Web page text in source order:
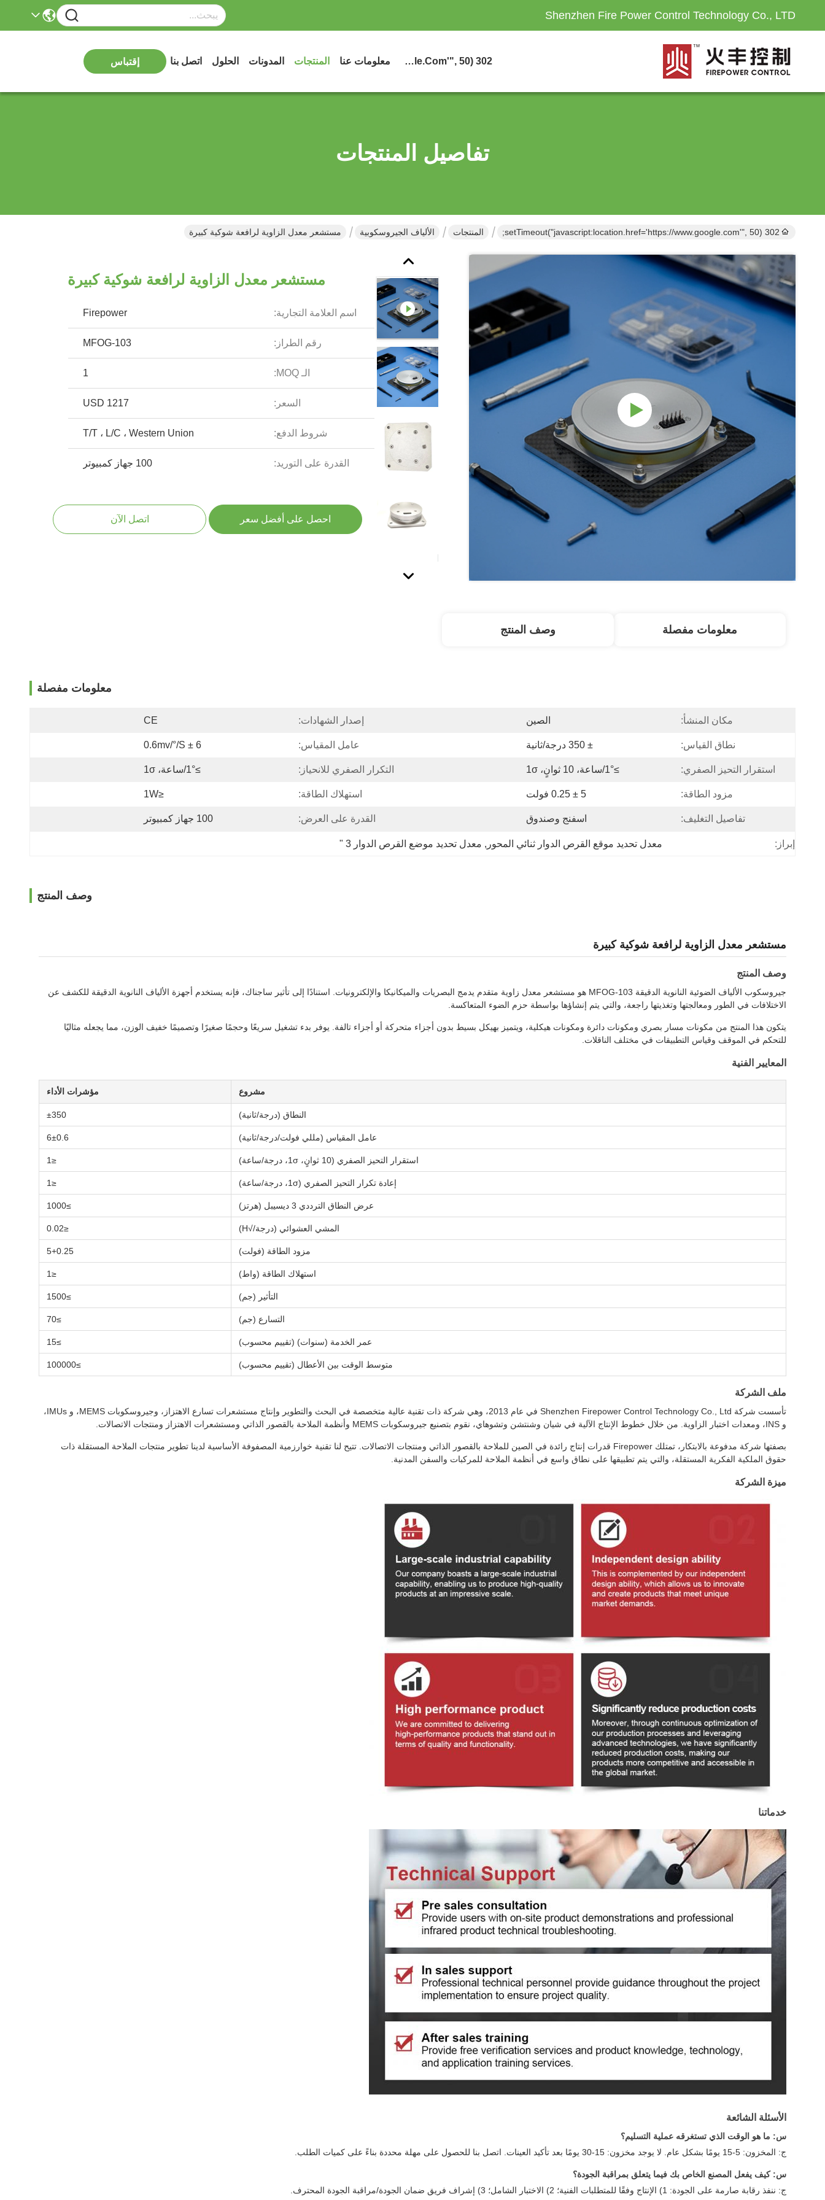
Shenzhen Fire Power Control Technology Co., LTD
302 SetTimeout("javascript:location.href='https://www.google.com'", 50); معلومات عنا المنتجات المدونات الحلول اتصل بنا إقتباس
تفاصيل المنتجات
302 setTimeout("javascript:location.href='https://www.google.com'", 50); المنتجات الألياف الجيروسكوبية مستشعر معدل الزاوية لرافعة شوكية كبيرة
مستشعر معدل الزاوية لرافعة شوكية كبيرة
اسم العلامة التجارية: Firepower
رقم الطراز: MFOG-103
الـ MOQ: 1
السعر: 1217 USD
شروط الدفع: T/T ، L/C ، Western Union
القدرة على التوريد: 100 جهاز كمبيوتر
احصل على أفضل سعر اتصل الآن
معلومات مفصلة وصف المنتج
معلومات مفصلة
مكان المنشأ: الصين إصدار الشهادات: CE
نطاق القياس: ± 350 درجة/ثانية عامل المقياس: 6 ± 0.6mv/°/s
استقرار التحيز الصفري: ≥1°/ساعة، 10 ثوانٍ، 1σ التكرار الصفري للانحياز: ≥1°/ساعة، 1σ
مزود الطاقة: 5 ± 0.25 فولت استهلاك الطاقة: ≤1W
تفاصيل التغليف: اسفنج وصندوق القدرة على العرض: 100 جهاز كمبيوتر
إبراز: معدل تحديد موقع القرص الدوار ثنائي المحور , معدل تحديد موضع القرص الدوار 3 "
وصف المنتج
مستشعر معدل الزاوية لرافعة شوكية كبيرة
وصف المنتج
جيروسكوب الألياف الضوئية النانوية الدقيقة MFOG-103 هو مستشعر معدل زاوية متقدم يدمج البصريات والميكانيكا والإلكترونيات. استنادًا إلى تأثير ساجناك، فإنه يستخدم أجهزة الألياف النانوية الدقيقة للكشف عن
الاختلافات في الطور ومعالجتها وتغذيتها راجعة، والتي يتم إنشاؤها بواسطة حزم الضوء المتعاكسة.
يتكون هذا المنتج من مكونات مسار بصري ومكونات دائرة ومكونات هيكلية، ويتميز بهيكل بسيط بدون أجزاء متحركة أو أجزاء تالفة. يوفر بدء تشغيل سريعًا وحجمًا صغيرًا وتصميمًا خفيف الوزن، مما يجعله مثاليًا
للتحكم في الموقف وقياس التطبيقات في مختلف الناقلات.
المعايير الفنية
مشروع مؤشرات الأداء
النطاق (درجة/ثانية) ±350
عامل المقياس (مللي فولت/درجة/ثانية) 6±0.6
استقرار التحيز الصفري (10 ثوانٍ، 1σ، درجة/ساعة) ≤1
إعادة تكرار التحيز الصفري (1σ، درجة/ساعة) ≤1
عرض النطاق الترددي 3 ديسيبل (هرتز) ≥1000
المشي العشوائي (درجة/√H) ≤0.02
مزود الطاقة (فولت) 5+0.25
استهلاك الطاقة (واط) ≤1
التأثير (جم) ≥1500
التسارع (جم) ≥70
عمر الخدمة (سنوات) (تقييم محسوب) ≥15
متوسط ​​الوقت بين الأعطال (تقييم محسوب) ≥100000
ملف الشركة
تأسست شركة Shenzhen Firepower Control Technology Co., Ltd في عام 2013، وهي شركة ذات تقنية عالية متخصصة في البحث والتطوير وإنتاج مستشعرات تسارع الاهتزاز، وجيروسكوبات MEMS، و IMUs،
و INS، ومعدات اختبار الزاوية. من خلال خطوط الإنتاج الآلية في شيان وشنتشن وتشوهاي، نقوم بتصنيع جيروسكوبات MEMS وأنظمة الملاحة بالقصور الذاتي ومستشعرات الاهتزاز ومنتجات الاتصالات.
بصفتها شركة مدفوعة بالابتكار، تمتلك Firepower قدرات إنتاج رائدة في الصين للملاحة بالقصور الذاتي ومنتجات الاتصالات. تتيح لنا تقنية خوارزمية المصفوفة الأساسية لدينا تطوير منتجات الملاحة المستقلة ذات
حقوق الملكية الفكرية المستقلة، والتي يتم تطبيقها على نطاق واسع في أنظمة الملاحة للمركبات والسفن المدنية.
ميزة الشركة
خدماتنا
الأسئلة الشائعة
س: ما هو الوقت الذي تستغرقه عملية التسليم؟
ج: المخزون: 5-15 يومًا بشكل عام. لا يوجد مخزون: 15-30 يومًا بعد تأكيد العينات. اتصل بنا للحصول على مهلة محددة بناءً على كميات الطلب.
س: كيف يفعل المصنع الخاص بك فيما يتعلق بمراقبة الجودة؟
ج: ننفذ رقابة صارمة على الجودة: 1) الإنتاج وفقًا للمتطلبات الفنية؛ 2) الاختبار الشامل؛ 3) إشراف فريق ضمان الجودة/مراقبة الجودة المحترف.